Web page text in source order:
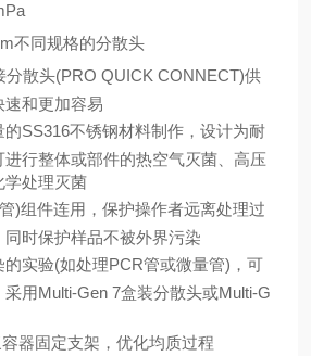
不同规格的分散头
分散头(PRO QUICK CONNECT)供
和更加容易
SS316不锈钢材料制作，设计为耐
进行整体或部件的热空气灭菌、高压
学处理灭菌
)组件连用，保护操作者远离处理过
时保护样品不被外界污染
实验(如处理PCR管或微量管)，可
用Multi-Gen 7盒装分散头或Multi-G
器固定支架，优化均质过程